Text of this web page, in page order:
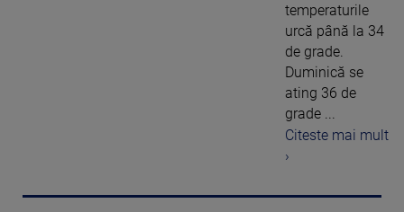
temperaturile
urcă până la 34
de grade.
Duminică se
ating 36 de
grade ...
Citeste mai mult
›